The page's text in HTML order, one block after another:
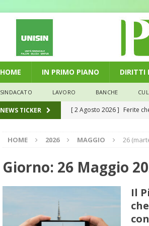
HOME IN PRIMO PIANO DIRITTI
SINDACATO LAVORO BANCHE
NEWS TICKER [ 2 Agosto 2026 ] Ferite
[ 29 Luglio 2026 ]
Marche:
la media nazionale
[ 28 Luglio 2026 ]
debiti sono più leggeri
Il
HOME 2026 MAGGIO 26
Giorno: 26 Maggio
Il